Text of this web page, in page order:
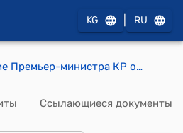
KG RU
Распоряжение Премьер-министра КР от 17 августа 2012 года № 606 (Об Алиеве Э.Т.)
Ссылающиеся документы